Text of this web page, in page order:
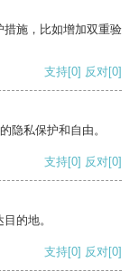
施，比如增加双重验
支持[0] 反对[0]
隐私保护和自由。
支持[0] 反对[0]
的地。
支持[0] 反对[0]